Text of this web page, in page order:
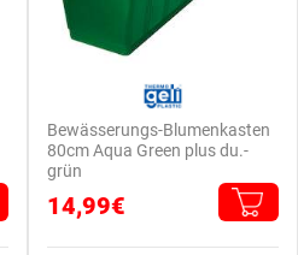
Bewässerungs-Blumenkasten
80cm Aqua Green plus du.-
grün
14,99€